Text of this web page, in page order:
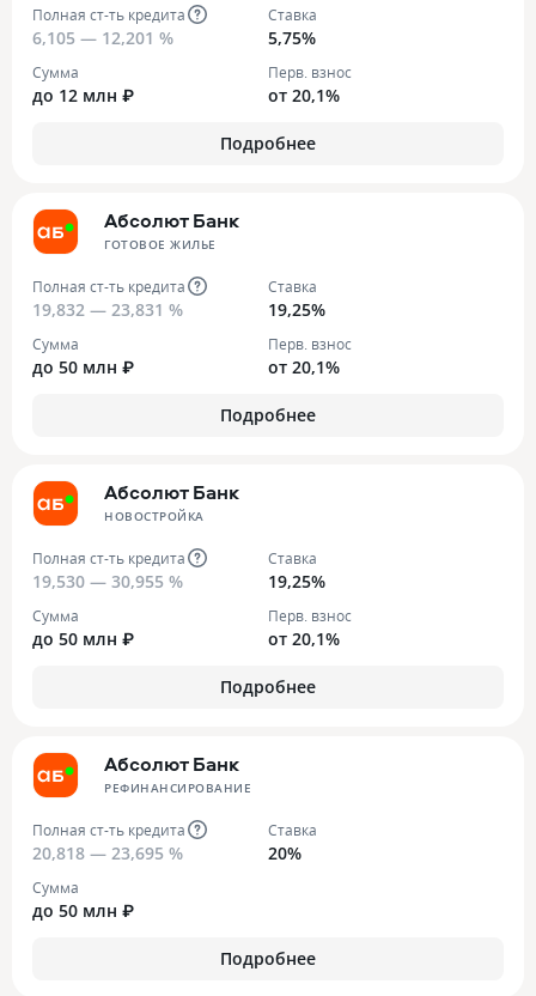
Полная ст-ть кредита
6,105 — 12,201 %
Ставка
5,75%
Сумма
до 12 млн ₽
Перв. взнос
от 20,1%
Подробнее
Абсолют Банк
ГОТОВОЕ ЖИЛЬЕ
Полная ст-ть кредита
19,832 — 23,831 %
Ставка
19,25%
Сумма
до 50 млн ₽
Перв. взнос
от 20,1%
Подробнее
Абсолют Банк
НОВОСТРОЙКА
Полная ст-ть кредита
19,530 — 30,955 %
Ставка
19,25%
Сумма
до 50 млн ₽
Перв. взнос
от 20,1%
Подробнее
Абсолют Банк
РЕФИНАНСИРОВАНИЕ
Полная ст-ть кредита
20,818 — 23,695 %
Ставка
20%
Сумма
до 50 млн ₽
Подробнее